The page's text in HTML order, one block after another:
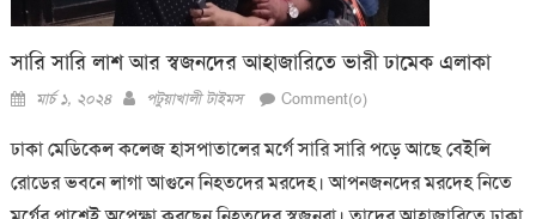
সারি সারি লাশ আর স্বজনদের আহাজারিতে ভারী ঢামেক এলাকা
Posted
মার্চ ১, ২০২৪ Author
পটুয়াখালী টাইমস Comment(০)
ঢাকা মেডিকেল কলেজ হাসপাতালের মর্গে সারি সারি পড়ে আছে বেইলি
রোডের ভবনে লাগা আগুনে নিহতদের মরদেহ। আপনজনদের মরদেহ নিতে